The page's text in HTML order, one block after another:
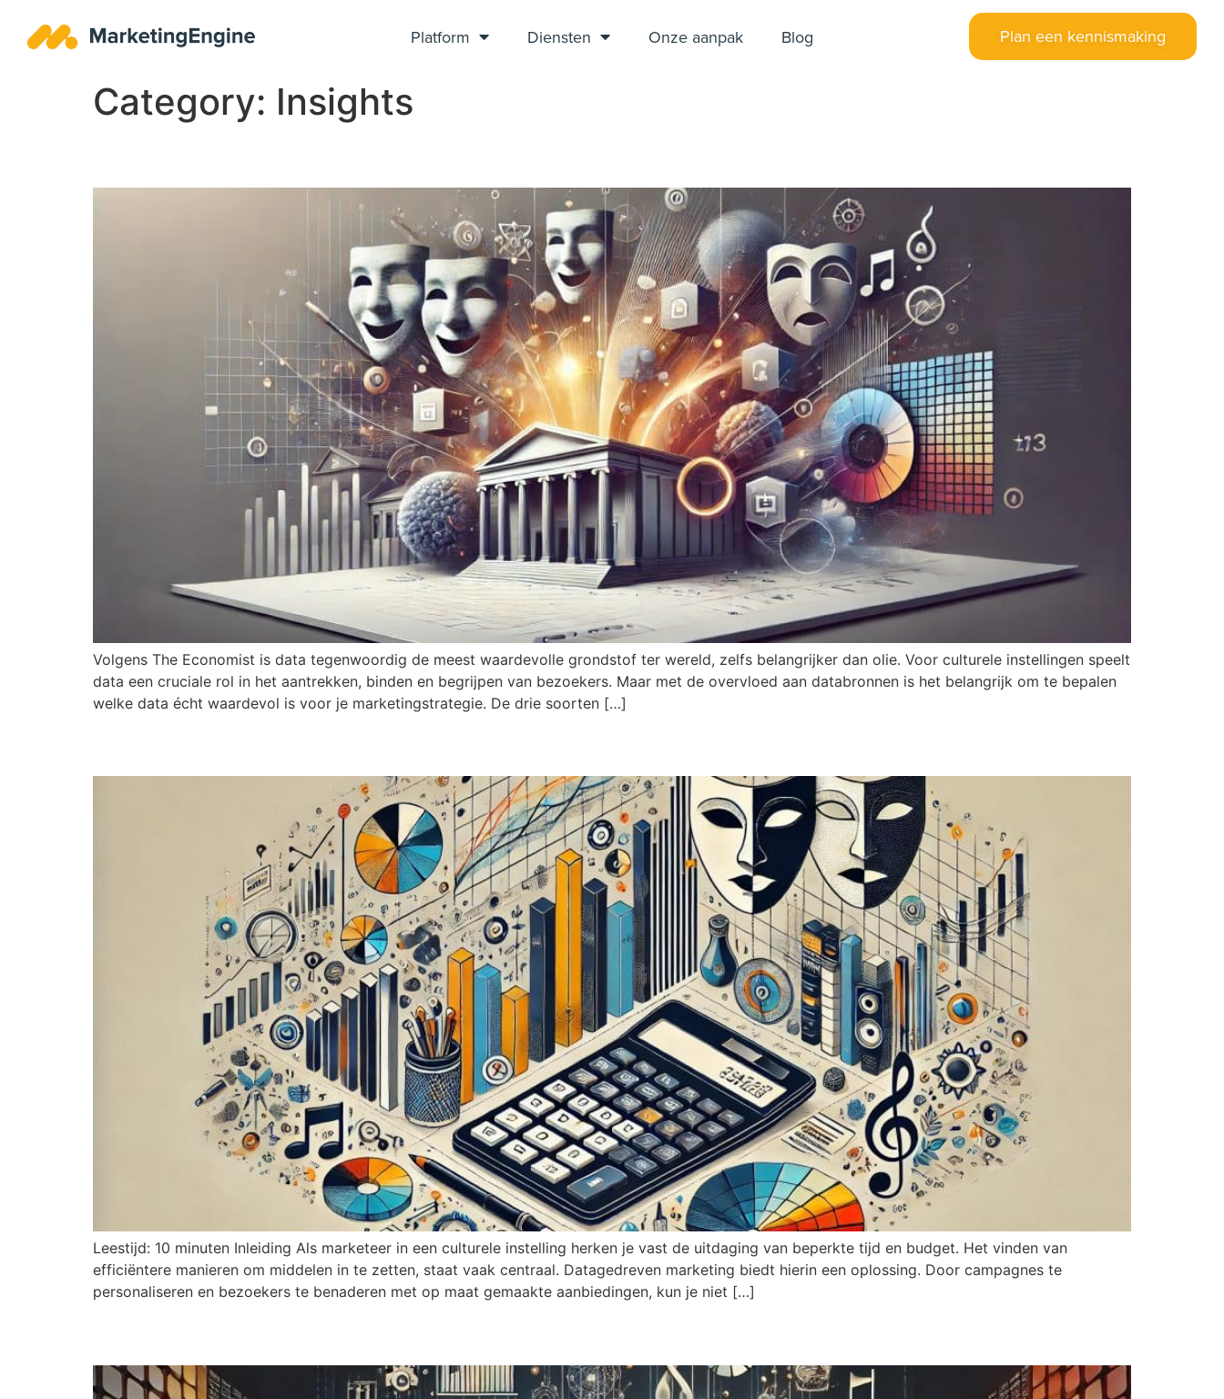
Platform Diensten Onze aanpak Blog Plan een kennismaking
Category: Insights
Volgens The Economist is data tegenwoordig de meest waardevolle grondstof ter wereld, zelfs belangrijker dan olie. Voor culturele instellingen speelt
data een cruciale rol in het aantrekken, binden en begrijpen van bezoekers. Maar met de overvloed aan databronnen is het belangrijk om te bepalen
welke data écht waardevol is voor je marketingstrategie. De drie soorten […]
Leestijd: 10 minuten Inleiding Als marketeer in een culturele instelling herken je vast de uitdaging van beperkte tijd en budget. Het vinden van
efficiëntere manieren om middelen in te zetten, staat vaak centraal. Datagedreven marketing biedt hierin een oplossing. Door campagnes te
personaliseren en bezoekers te benaderen met op maat gemaakte aanbiedingen, kun je niet […]